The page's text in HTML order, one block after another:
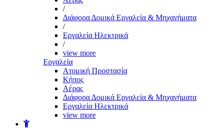
/
Διάφορα Δομικά Εργαλεία & Μηχανήματα
/
Εργαλεία Ηλεκτρικά
/
view more
Εργαλεία
Aτομική Προστασία
Kήπος
Αέρας
Διάφορα Δομικά Εργαλεία & Μηχανήματα
Εργαλεία Ηλεκτρικά
view more